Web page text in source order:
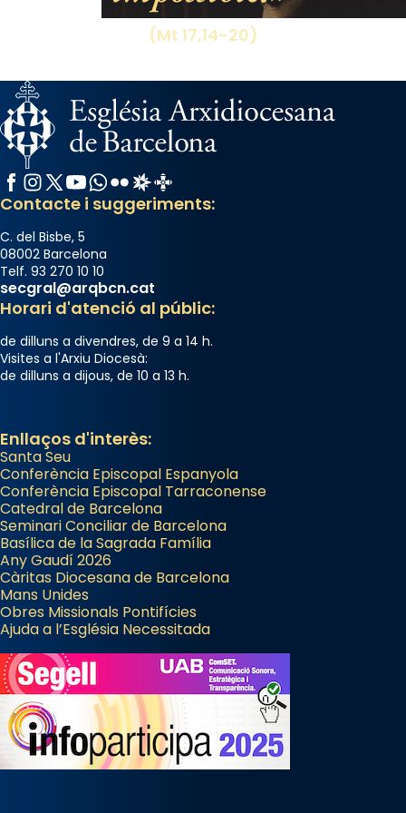
Des de 1985 hi participa també un grup de
diablesses amb música i ball propis. Festa
«Si vols saber què és calor, ves per les
Santes a Mataró»🥵.
Photo
View on Facebook Share
(Mt 17,14-20)
Facebook
Instagram
X / Twitter
YouTube
WhatsApp
FlickrRadio Estel
Catalunya Cristiana
Contacte i suggeriments:
C. del Bisbe, 5
08002 Barcelona
Telf. 93 270 10 10
secgral@arqbcn.cat
Horari d'atenció al públic:
de dilluns a divendres, de 9 a 14 h.
Visites a l'Arxiu Diocesà:
de dilluns a dijous, de 10 a 13 h.
Enllaços d'interès:
Santa Seu
Conferència Episcopal Espanyola
Conferència Episcopal Tarraconense
Catedral de Barcelona
Seminari Conciliar de Barcelona
Basílica de la Sagrada Família
Any Gaudí 2026
Càritas Diocesana de Barcelona
Mans Unides
Obres Missionals Pontifícies
Ajuda a l’Església Necessitada